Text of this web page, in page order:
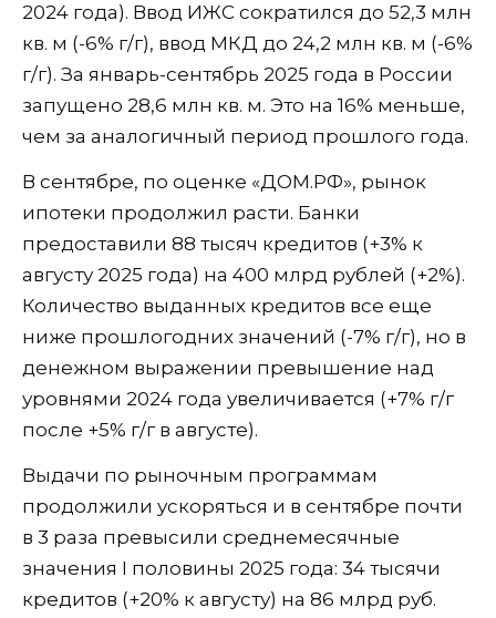
2024 года). Ввод ИЖС сократился до 52,3 млн
кв. м (-6% г/г), ввод МКД до 24,2 млн кв. м (-6%
г/г). За январь-сентябрь 2025 года в России
запущено 28,6 млн кв. м. Это на 16% меньше,
чем за аналогичный период прошлого года.
В сентябре, по оценке «ДОМ.РФ», рынок
ипотеки продолжил расти. Банки
предоставили 88 тысяч кредитов (+3% к
августу 2025 года) на 400 млрд рублей (+2%).
Количество выданных кредитов все еще
ниже прошлогодних значений (-7% г/г), но в
денежном выражении превышение над
уровнями 2024 года увеличивается (+7% г/г
после +5% г/г в августе).
Выдачи по рыночным программам
продолжили ускоряться и в сентябре почти
в 3 раза превысили среднемесячные
значения I половины 2025 года: 34 тысячи
кредитов (+20% к августу) на 86 млрд руб.